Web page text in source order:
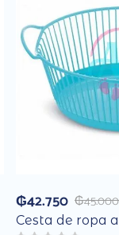
₲45.000
₲42.750
Cesta de ropa